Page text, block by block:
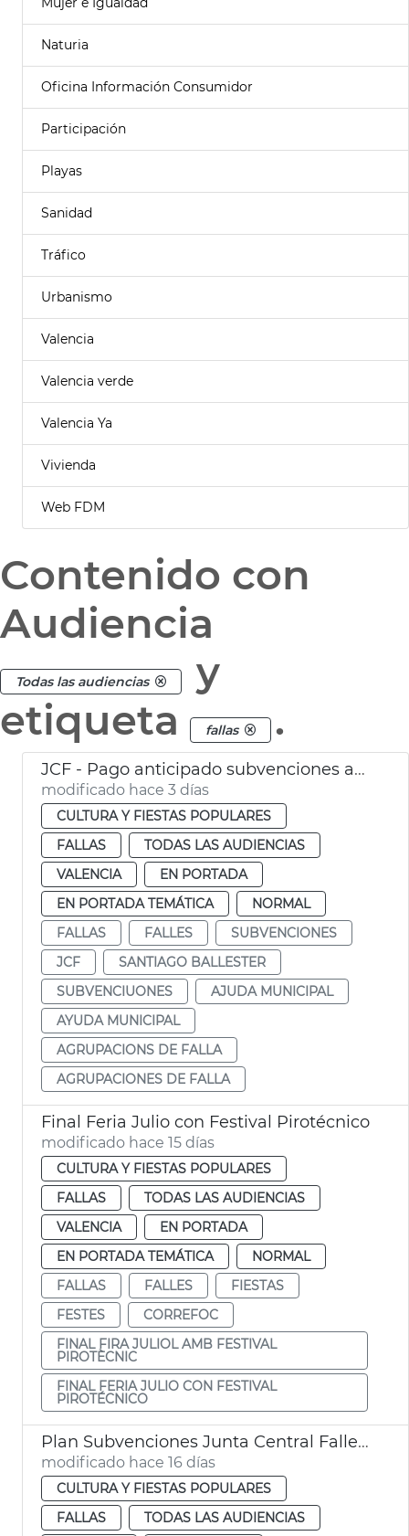
Naturia
Oficina Información Consumidor
Participación
Playas
Sanidad
Tráfico
Urbanismo
Valencia
Valencia verde
Valencia Ya
Vivienda
Web FDM
Contenido con
Audiencia
Todas las audiencias
y
etiqueta
fallas .
JCF - Pago anticipado subvenciones agrupaciones de falla
modificado hace 3 días
CULTURA Y FIESTAS POPULARES
FALLAS
TODAS LAS AUDIENCIAS
VALENCIA
EN PORTADA
EN PORTADA TEMÁTICA
NORMAL
FALLAS
FALLES
SUBVENCIONES
JCF
SANTIAGO BALLESTER
SUBVENCIUONES
AJUDA MUNICIPAL
AYUDA MUNICIPAL
AGRUPACIONS DE FALLA
AGRUPACIONES DE FALLA
Final Feria Julio con Festival Pirotécnico
modificado hace 15 días
CULTURA Y FIESTAS POPULARES
FALLAS
TODAS LAS AUDIENCIAS
VALENCIA
EN PORTADA
EN PORTADA TEMÁTICA
NORMAL
FALLAS
FALLES
FIESTAS
FESTES
CORREFOC
FINAL FIRA JULIOL AMB FESTIVAL
PIROTÈCNIC
FINAL FERIA JULIO CON FESTIVAL
PIROTÉCNICO
Plan Subvenciones Junta Central Fallera València
modificado hace 16 días
CULTURA Y FIESTAS POPULARES
FALLAS
TODAS LAS AUDIENCIAS